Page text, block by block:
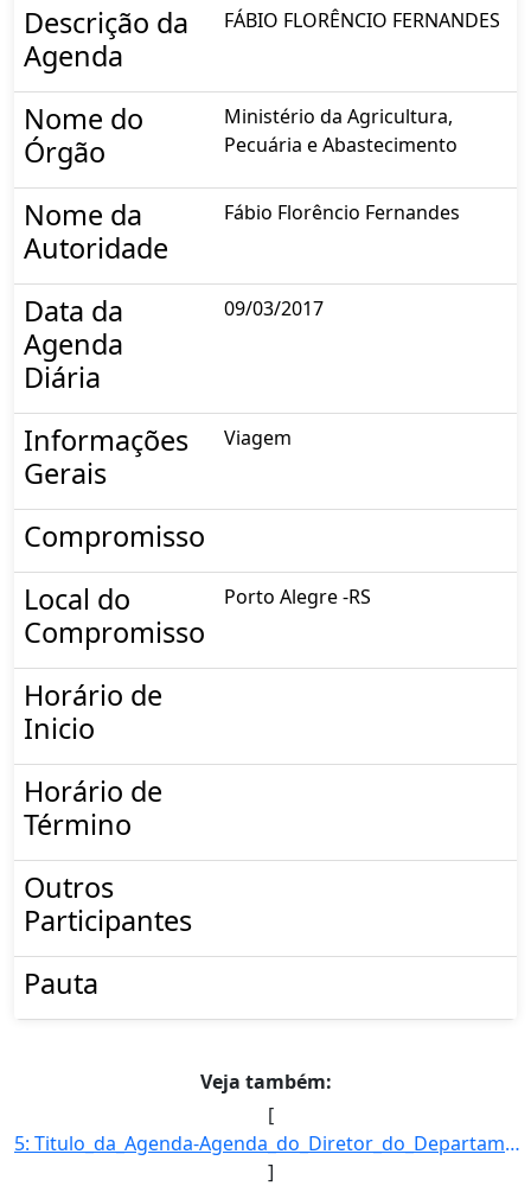
Descrição da
Agenda
FÁBIO FLORÊNCIO FERNANDES
Nome do
Órgão
Ministério da Agricultura,
Pecuária e Abastecimento
Nome da
Autoridade
Fábio Florêncio Fernandes
Data da
Agenda
Diária
09/03/2017
Informações
Gerais
Viagem
Compromisso
Local do
Compromisso
Porto Alegre -RS
Horário de
Inicio
Horário de
Término
Outros
Participantes
Pauta
Veja também:
[
5: Titulo_da_Agenda-Agenda_do_Diretor_do_Departamento_de_Inspecao_de_Produtos_de_Origem_Vegetal-Descric]
]